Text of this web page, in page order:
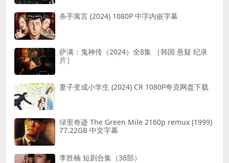
杀手寓言 (2024) 1080P 中字内嵌字幕
萨满：鬼神传（2024）全8集 ［韩国 悬疑 纪录
片］
妻子变成小学生 (2024) CR 1080P夸克网盘下载
绿里奇迹 The Green Mile 2160p remux (1999)
77.22GB 中文字幕
李胜楠 短剧合集（38部）